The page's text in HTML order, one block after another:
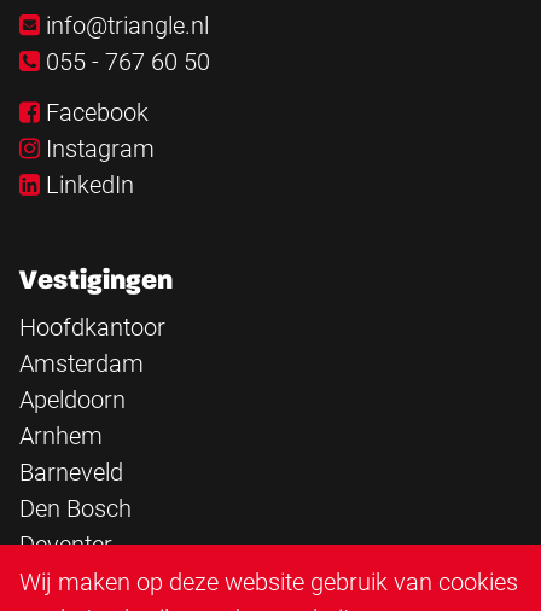
info@triangle.nl
055 - 767 60 50
Facebook
Instagram
LinkedIn
Vestigingen
Hoofdkantoor
Amsterdam
Apeldoorn
Arnhem
Barneveld
Den Bosch
Deventer
Epe
Wij maken op deze website gebruik van cookies